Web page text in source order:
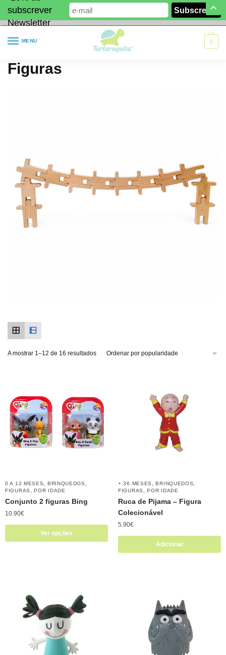
subscrever
Newsletter
MENU 0
Figuras
A mostrar 1–12 de 16 resultados
0 A 12 MESES BRINQUEDOS
FIGURAS ,POR IDADE
Conjunto 2 figuras Bing
10.90€
Ver opções
+ 36 MESES ,BRINQUEDOS
FIGURAS ,POR IDADE
Ruca de Pijama – Figura
Colecionável
5.90€
Adicionar